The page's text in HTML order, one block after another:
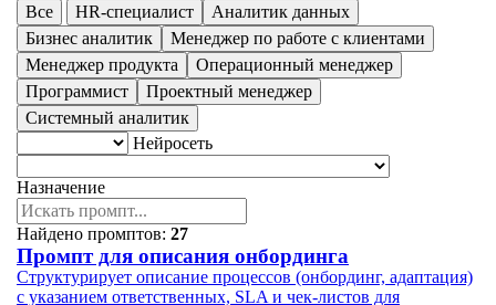
Все HR-специалист
Аналитик данных
Бизнес аналитик
Менеджер по работе с клиентами
Менеджер продукта
Операционный менеджер
Программист
Проектный менеджер
Системный аналитик
Нейросеть
Назначение
Найдено промптов: 27
Промпт для описания онбординга
Структурирует описание процессов (онбординг, адаптация)
с указанием ответственных, SLA и чек-листов для